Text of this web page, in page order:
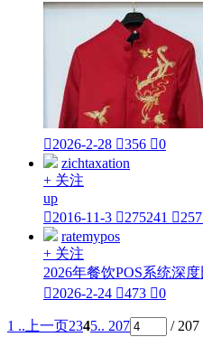
2026-2-28 356 0
zichtaxation
+ 关注
up
2016-11-3 275241 
ratemypos
+ 关注
2026年餐饮POS系统深
2026-2-24 473 0
1 .. 上一页2345.. 207 / 207